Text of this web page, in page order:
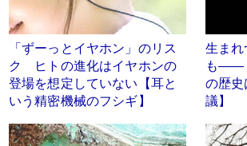
「ずーっとイヤホン」のリス
ク ヒトの進化はイヤホンの
登場を想定していない【耳と
いう精密機械のフシギ】
生まれ
も――
の歴史
議】